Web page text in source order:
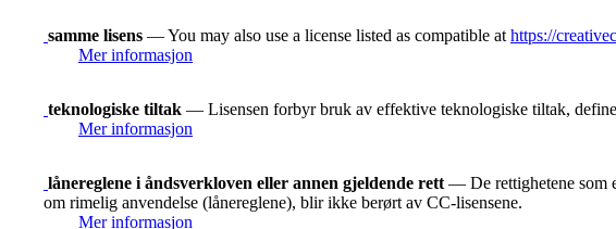
samme lisens — You may also use a license listed as compatible at https://
Mer informasjon
teknologiske tiltak — Lisensen forbyr bruk av effektive teknologiske tiltak,
Mer informasjon
lånereglene i åndsverkloven eller annen gjeldende rett — De rettighetene som
om rimelig anvendelse (lånereglene), blir ikke berørt av CC-lisensene.
Mer informasjon